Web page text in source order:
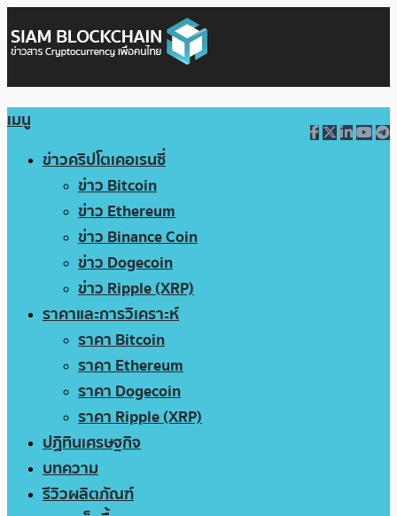
เมนู
ข่าวคริปโตเคอเรนซี่
ข่าว Bitcoin
ข่าว Ethereum
ข่าว Binance Coin
ข่าว Dogecoin
ข่าว Ripple (XRP)
ราคาและการวิเคราะห์
ราคา Bitcoin
ราคา Ethereum
ราคา Dogecoin
ราคา Ripple (XRP)
ปฏิทินเศรษฐกิจ
บทความ
รีวิวผลิตภัณฑ์